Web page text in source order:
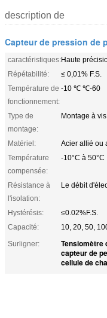
description de
Capteur de pression de
caractéristiques:Haute
Répétabilité:
≤ 0,01% F.S.
Température de
fonctionnement:
-10 ℃ ℃-60
Type de
montage:
Montage à vis
Matériel:
Acier allié ou
Température
compensée:
-10°C à 50°C
Résistance à
l'isolation:
Le débit
Hystérésis:
≤0.02%F.S.
Capacité:
10, 20, 50,
Surligner:
Tensiomètre
capteur de
cellule de